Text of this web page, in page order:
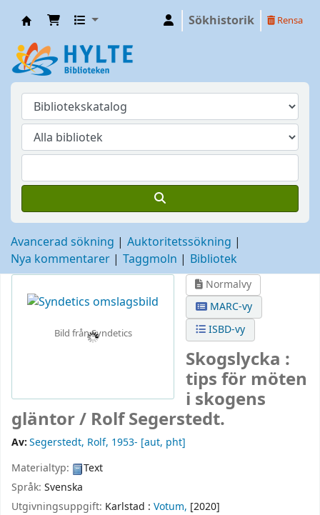
Sökhistorik Rensa
Avancerad sökning
Auktoritetssökning
Nya kommentarer
Taggmoln Bibliotek
Bild från Syndetics
Normalvy
MARC-vy
ISBD-vy
Skogslycka :
tips för möten
i skogens
gläntor / Rolf Segerstedt.
Av:Segerstedt, Rolf, 1953- [aut, pht]
Materialtyp:
Text
Språk: Svenska
Utgivningsuppgift: Karlstad : Votum, [2020]